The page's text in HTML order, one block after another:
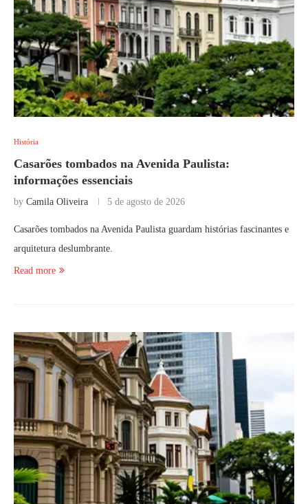
História
Casarões tombados na Avenida Paulista:
informações essenciais
by Camila Oliveira 5 de agosto de 2026
Casarões tombados na Avenida Paulista guardam histórias fascinantes e
arquitetura deslumbrante.
Read more